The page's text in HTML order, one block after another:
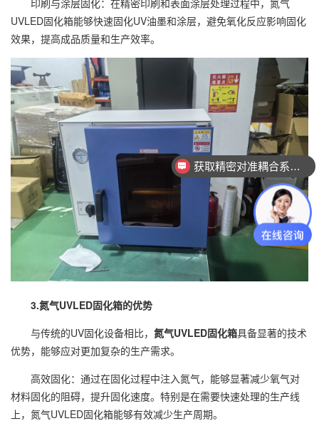
印刷与涂层固化：在精密印刷和表面涂层处理过程中，氮气
UVLED固化箱能够快速固化UV油墨和涂层，避免氧化反应影响固化
效果，提高成品质量和生产效率。
3.氮气UVLED固化箱的优势
与传统的UV固化设备相比， 氮气UVLED固化箱具备显著的技术
优势，能够应对更加复杂的生产需求。
高效固化：通过在固化过程中注入氮气，能够显著减少氧气对
材料固化的阻碍，提升固化速度。特别是在需要快速处理的生产线
上，氮气UVLED固化箱能够有效减少生产周期。
获取精密对准耦合系统技术方案